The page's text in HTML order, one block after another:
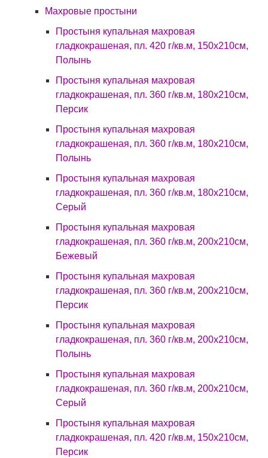
Махровые простыни
Простыня купальная махровая
гладкокрашеная, пл. 420 г/кв.м, 150х210см,
Полынь
Простыня купальная махровая
гладкокрашеная, пл. 360 г/кв.м, 180х210см,
Персик
Простыня купальная махровая
гладкокрашеная, пл. 360 г/кв.м, 180х210см,
Полынь
Простыня купальная махровая
гладкокрашеная, пл. 360 г/кв.м, 180х210см,
Серый
Простыня купальная махровая
гладкокрашеная, пл. 360 г/кв.м, 200х210см,
Бежевый
Простыня купальная махровая
гладкокрашеная, пл. 360 г/кв.м, 200х210см,
Персик
Простыня купальная махровая
гладкокрашеная, пл. 360 г/кв.м, 200х210см,
Полынь
Простыня купальная махровая
гладкокрашеная, пл. 360 г/кв.м, 200х210см,
Серый
Простыня купальная махровая
гладкокрашеная, пл. 420 г/кв.м, 150х210см,
Персик